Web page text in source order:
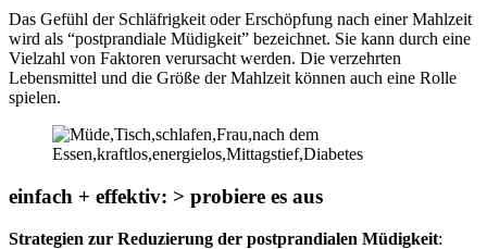
Das Gefühl der Schläfrigkeit oder Erschöpfung nach einer Mahlzeit
wird als “postprandiale Müdigkeit” bezeichnet. Sie kann durch eine
Vielzahl von Faktoren verursacht werden. Die verzehrten
Lebensmittel und die Größe der Mahlzeit können auch eine Rolle
spielen.
einfach + effektiv: > probiere es aus
Strategien zur Reduzierung der postprandialen Müdigkeit: